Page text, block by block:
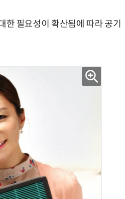
필요성이 확산됨에 따라 공기